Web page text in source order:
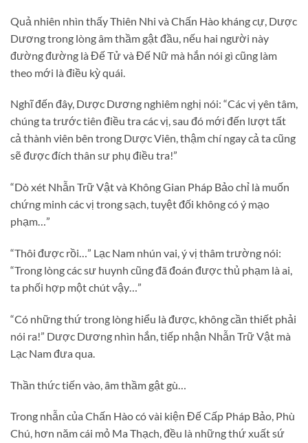
Quả nhiên nhìn thấy Thiên Nhi và Chấn Hào kháng cự, Dược
Dương trong lòng âm thầm gật đầu, nếu hai người này
đường đường là Đế Tử và Đế Nữ mà hắn nói gì cũng làm
theo mới là điều kỳ quái.
Nghĩ đến đây, Dược Dương nghiêm nghị nói: “Các vị yên tâm,
chúng ta trước tiên điều tra các vị, sau đó mới đến lượt tất
cả thành viên bên trong Dược Viên, thậm chí ngay cả ta cũng
sẽ được đích thân sư phụ điều tra!”
“Dò xét Nhẫn Trữ Vật và Không Gian Pháp Bảo chỉ là muốn
chứng minh các vị trong sạch, tuyệt đối không có ý mạo
phạm…”
“Thôi được rồi…” Lạc Nam nhún vai, ý vị thâm trường nói:
“Trong lòng các sư huynh cũng đã đoán được thủ phạm là ai,
ta phối hợp một chút vậy…”
“Có những thứ trong lòng hiểu là được, không cần thiết phải
nói ra!” Dược Dương nhìn hắn, tiếp nhận Nhẫn Trữ Vật mà
Lạc Nam đưa qua.
Thần thức tiến vào, âm thầm gật gù…
Trong nhẫn của Chấn Hào có vài kiện Đế Cấp Pháp Bảo, Phù
Chú, hơn năm cái mỏ Ma Thạch, đều là những thứ xuất sứ